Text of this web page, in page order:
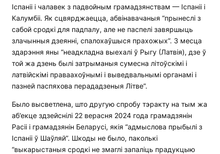
Іспаніі і чалавек з падвойным грамадзянствам — Іспаніі і
Калумбіі. Як сцвярджаецца, абвінавачаныя “прынеслі з
сабой сродкі для падпалу, але не паспелі завяршыць
злачынныя дзеянні, спалохаўшыся прахожых”. З месца
здарэння яны “неадкладна выехалі ў Рыгу (Латвія), дзе ў
той жа дзень былі затрыманыя сумесна літоўскімі і
латвійскімі праваахоўнымі і выведвальнымі органамі і
пазней паспяхова перададзеныя Літве”.
Было высветлена, што другую спробу тэракту на тым жа
аб’екце здзейснілі 22 верасня 2024 года грамадзянін
Расіі і грамадзянін Беларусі, якія “адмыслова прыбылі з
Іспаніі ў Шаўляй”. Шкоды не было, паколькі
“выкарыстаныя сродкі не змаглі запаліць прадукцыю